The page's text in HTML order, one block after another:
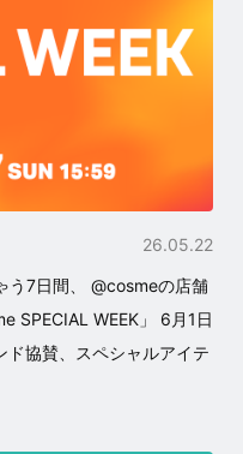
26.05.22
う7日間、 @cosmeの店舗
SPECIAL WEEK」 6月1日
ド協賛、スペシャルアイテ